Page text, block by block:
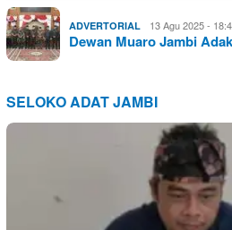
ADVERTORIAL 13 Agu 2025 -
Dewan Muaro Jambi
SELOKO ADAT JAMBI